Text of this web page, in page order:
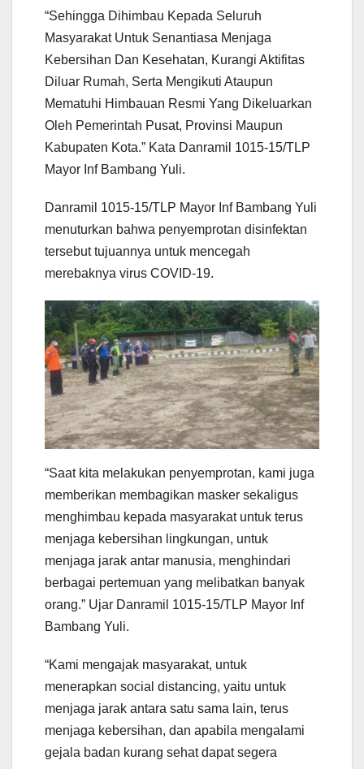
“Sehingga Dihimbau Kepada Seluruh
Masyarakat Untuk Senantiasa Menjaga
Kebersihan Dan Kesehatan, Kurangi Aktifitas
Diluar Rumah, Serta Mengikuti Ataupun
Mematuhi Himbauan Resmi Yang Dikeluarkan
Oleh Pemerintah Pusat, Provinsi Maupun
Kabupaten Kota.” Kata Danramil 1015-15/TLP
Mayor Inf Bambang Yuli.
Danramil 1015-15/TLP Mayor Inf Bambang Yuli
menuturkan bahwa penyemprotan disinfektan
tersebut tujuannya untuk mencegah
merebaknya virus COVID-19.
“Saat kita melakukan penyemprotan, kami juga
memberikan membagikan masker sekaligus
menghimbau kepada masyarakat untuk terus
menjaga kebersihan lingkungan, untuk
menjaga jarak antar manusia, menghindari
berbagai pertemuan yang melibatkan banyak
orang.” Ujar Danramil 1015-15/TLP Mayor Inf
Bambang Yuli.
“Kami mengajak masyarakat, untuk
menerapkan social distancing, yaitu untuk
menjaga jarak antara satu sama lain, terus
menjaga kebersihan, dan apabila mengalami
gejala badan kurang sehat dapat segera